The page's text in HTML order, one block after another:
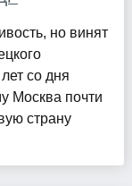
но винят
со дня
Москва почти
страну